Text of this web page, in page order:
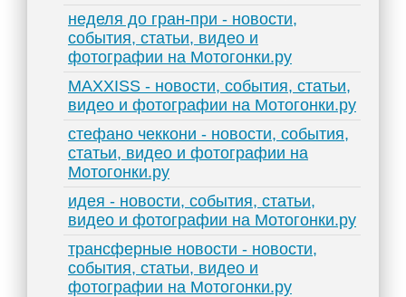
неделя до гран-при - новости,
события, статьи, видео и
фотографии на Мотогонки.ру
MAXXISS - новости, события, статьи,
видео и фотографии на Мотогонки.ру
стефано чеккони - новости, события,
статьи, видео и фотографии на
Мотогонки.ру
идея - новости, события, статьи,
видео и фотографии на Мотогонки.ру
трансферные новости - новости,
события, статьи, видео и
фотографии на Мотогонки.ру